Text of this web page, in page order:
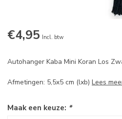
€4,95 Incl. btw
Autohanger Kaba Mini Koran Los
Afmetingen: 5,5x5 cm (lxb) Lees
Maak een keuze: *